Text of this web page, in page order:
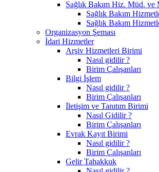
Sağlık Bakım Hiz. Müd. ve
Sağlık Bakım
Sağlık Bakım
Organizasyon Şeması
İdari Hizmetler
Arşiv Hizmetleri Birimi
Nasıl gidilir ?
Birim Çalışanları
Bilgi İşlem
Nasıl gidilir ?
Birim Çalışanları
İletişim ve Tanıtım Birimi
Nasıl Gidilir ?
Birim Çalışanları
Evrak Kayıt Birimi
Nasıl gidilir ?
Birim Çalışanları
Gelir Tahakkuk